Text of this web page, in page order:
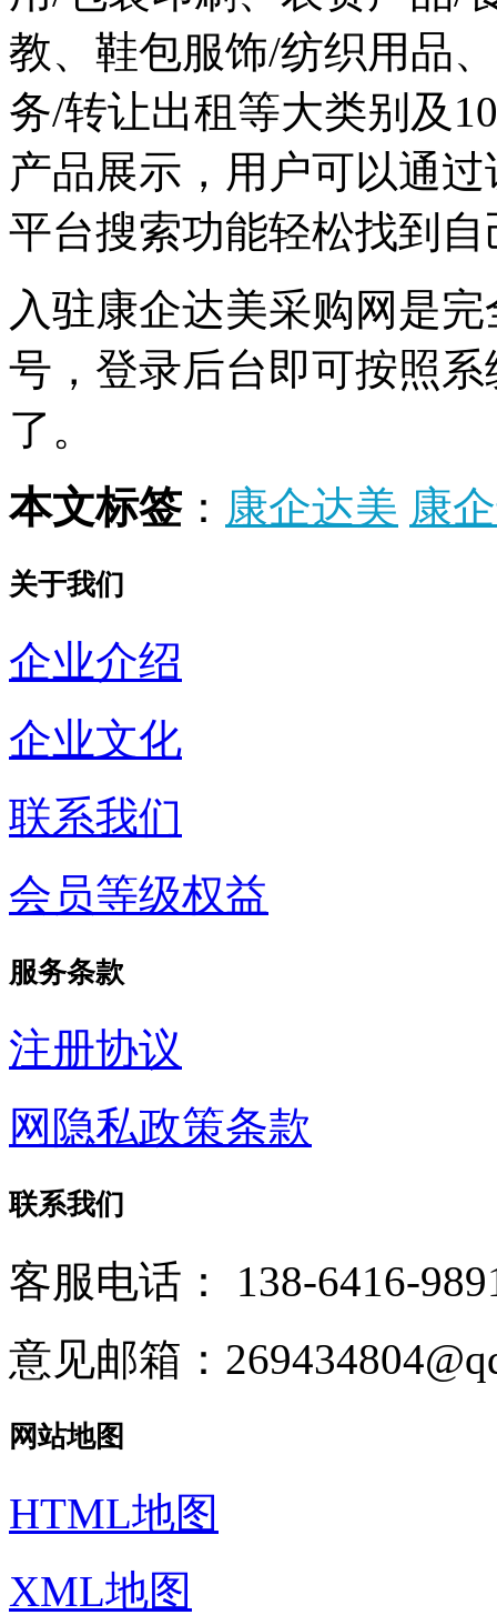
教、鞋包服饰/纺织用品
务/转让出租等大类别及
产品展示，用户可以通
平台搜索功能轻松找到
入驻康企达美采购网是
号，登录后台即可按照
了。
本文标签： 康企达美 康
关于我们
企业介绍
企业文化
联系我们
会员等级权益
服务条款
注册协议
网隐私政策条款
联系我们
客服电话： 138-6416-
意见邮箱：
网站地图
HTML地图
XML地图